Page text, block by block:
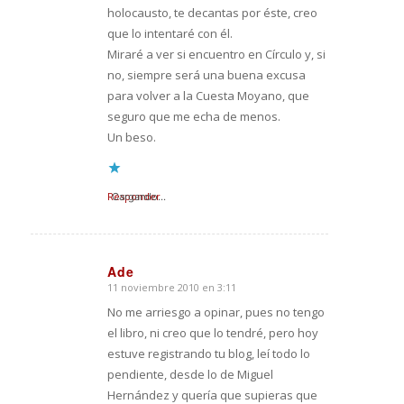
holocausto, te decantas por éste, creo
que lo intentaré con él.
Miraré a ver si encuentro en Círculo y, si
no, siempre será una buena excusa
para volver a la Cuesta Moyano, que
seguro que me echa de menos.
Un beso.
Cargando...
Responder
Ade
Dice:
11 noviembre 2010 en 3:11
No me arriesgo a opinar, pues no tengo
el libro, ni creo que lo tendré, pero hoy
estuve registrando tu blog, leí todo lo
pendiente, desde lo de Miguel
Hernández y quería que supieras que